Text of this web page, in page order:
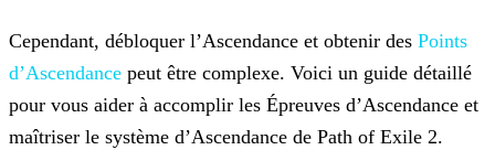
Cependant, débloquer l’Ascendance et obtenir des Points
d’Ascendance peut être complexe. Voici un guide détaillé
pour vous aider à accomplir les Épreuves d’Ascendance et
maîtriser le système d’Ascendance de Path of Exile 2.